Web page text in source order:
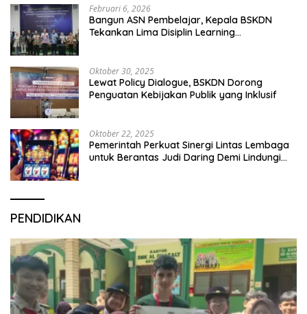
Februari 6, 2026
Bangun ASN Pembelajar, Kepala BSKDN
Tekankan Lima Disiplin Learning
Oktober 30, 2025
Lewat Policy Dialogue, BSKDN Dorong
Penguatan Kebijakan Publik yang Inklusif
Oktober 22, 2025
Pemerintah Perkuat Sinergi Lintas Lembaga
untuk Berantas Judi Daring Demi Lindungi
PENDIDIKAN